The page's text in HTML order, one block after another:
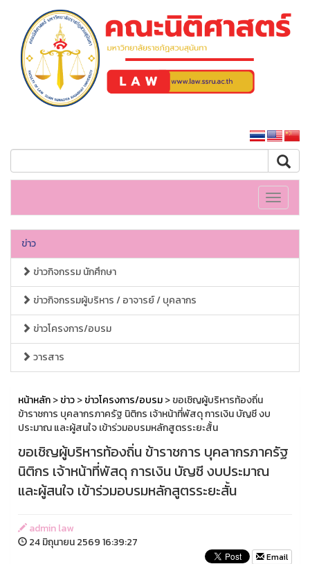
Toggle
ข่าว
ข่าวกิจกรรม นักศึกษา
ข่าวกิจกรรมผู้บริหาร / อาจารย์ / บุคลากร
ข่าวโครงการ/อบรม
วารสาร
หน้าหลัก>ข่าว>ข่าวโครงการ/อบรม> ขอเชิญผู้บริหารท้องถิ่น
ข้าราชการ บุคลากรภาครัฐ นิติกร เจ้าหน้าที่พัสดุ การเงิน บัญชี งบ
ประมาณ และผู้สนใจ เข้าร่วมอบรมหลักสูตรระยะสั้น
ขอเชิญผู้บริหารท้องถิ่น ข้าราชการ บุคลากรภาครัฐ
นิติกร เจ้าหน้าที่พัสดุ การเงิน บัญชี งบประมาณ
และผู้สนใจ เข้าร่วมอบรมหลักสูตรระยะสั้น
admin law
24 มิถุนายน 2569 16:39:27
Email